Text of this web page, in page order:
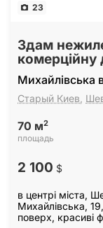
23
Здам
комерційну
Михайлівська
Старый Киев
70 м2
площадь
2 100 $
в центрі міста,
Михайлівська,
поверх, красиві